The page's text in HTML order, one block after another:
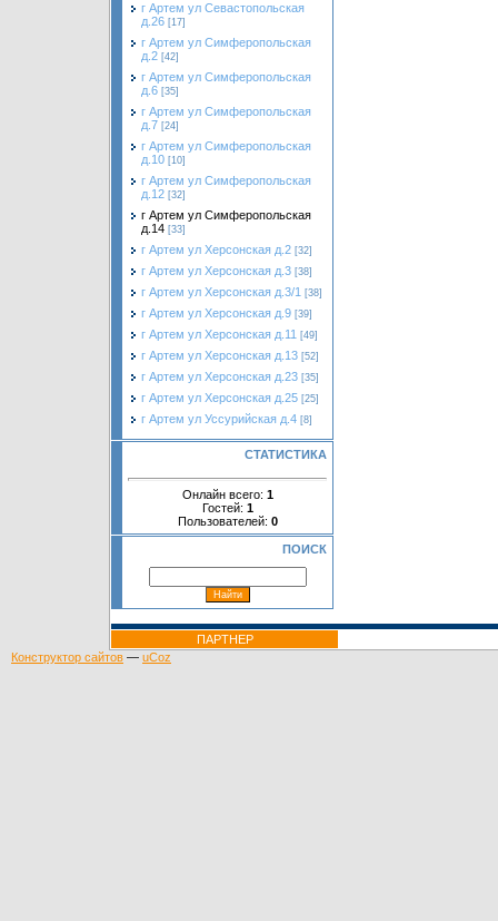
г Артем ул Севастопольская
д.26 [17]
г Артем ул Симферопольская
д.2 [42]
г Артем ул Симферопольская
д.6 [35]
г Артем ул Симферопольская
д.7 [24]
г Артем ул Симферопольская
д.10 [10]
г Артем ул Симферопольская
д.12 [32]
г Артем ул Симферопольская
д.14 [33]
г Артем ул Херсонская д.2 [32]
г Артем ул Херсонская д.3 [38]
г Артем ул Херсонская д.3/1 [38]
г Артем ул Херсонская д.9 [39]
г Артем ул Херсонская д.11 [49]
г Артем ул Херсонская д.13 [52]
г Артем ул Херсонская д.23 [35]
г Артем ул Херсонская д.25 [25]
г Артем ул Уссурийская д.4 [8]
СТАТИСТИКА
Онлайн всего: 1
Гостей: 1
Пользователей: 0
ПОИСК
ПАРТНЕР
Конструктор сайтов — uCoz